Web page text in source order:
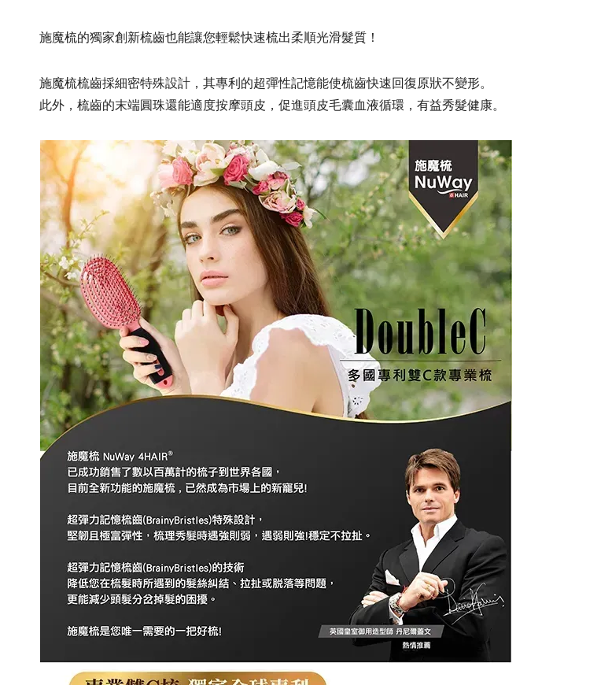
施魔梳的獨家創新梳齒也能讓您輕鬆快速梳出柔順光滑髮質！
施魔梳梳齒採細密特殊設計，其專利的超彈性記憶能使梳齒快速回復原狀不變形。
此外，梳齒的末端圓珠還能適度按摩頭皮，促進頭皮毛囊血液循環，有益秀髮健康。